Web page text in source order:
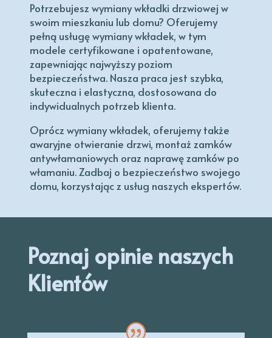
Potrzebujesz wymiany wkładki drzwiowej w
swoim mieszkaniu lub domu? Oferujemy
pełną usługę wymiany wkładek, w tym
modele certyfikowane i opatentowane,
zapewniając najwyższy poziom
bezpieczeństwa. Nasza praca jest szybka,
skuteczna i elastyczna, dostosowana do
indywidualnych potrzeb klienta.
Oprócz wymiany wkładek, oferujemy także
awaryjne otwieranie drzwi, montaż zamków
antywłamaniowych oraz naprawę zamków po
włamaniu. Zadbaj o bezpieczeństwo swojego
domu, korzystając z usług naszych ekspertów.
Poznaj opinie naszych
Klientów